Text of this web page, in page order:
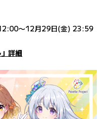
〜12月29日(金) 23:59
詳細